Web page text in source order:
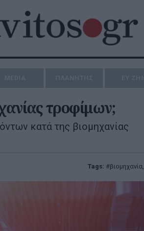
τροφίμων;
κατά της βιομηχανίας
Tags: βιομηχανία,